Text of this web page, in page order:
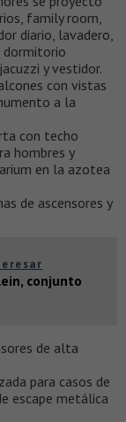
family room,
diario, lavadero,
dormitorio
y vestidor.
con vistas
a la
con techo
hombres y
en la azotea
de ascensores y
conjunto
de alta
para casos de
escape metálica